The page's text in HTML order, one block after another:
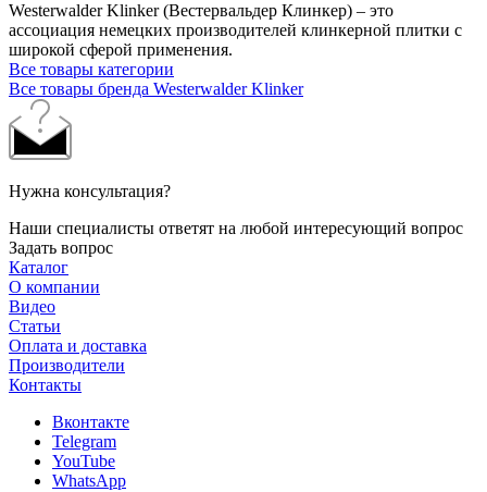
Westerwalder Klinker (Вестервальдер Клинкер) – это
ассоциация немецких производителей клинкерной плитки с
широкой сферой применения.
Все товары категории
Все товары бренда Westerwalder Klinker
Нужна консультация?
Наши специалисты ответят на любой интересующий вопрос
Задать вопрос
Каталог
О компании
Видео
Статьи
Оплата и доставка
Производители
Контакты
Вконтакте
Telegram
YouTube
WhatsApp